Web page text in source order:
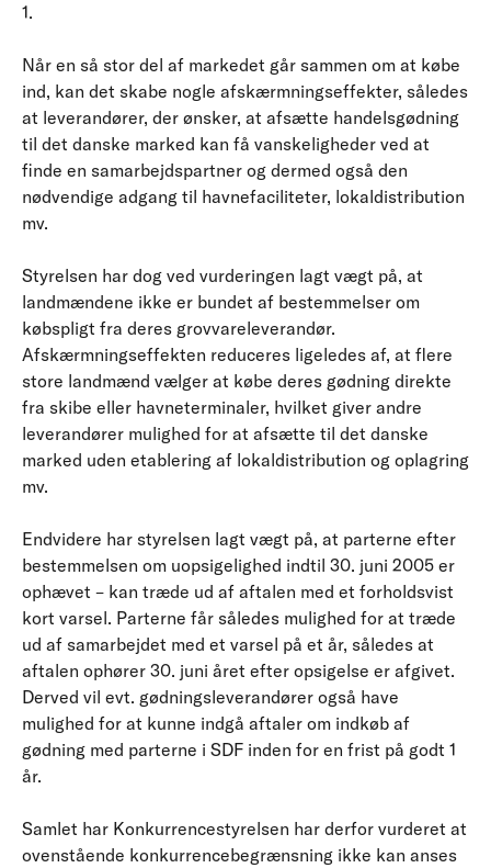
1.
Når en så stor del af markedet går sammen om at købe
ind, kan det skabe nogle afskærmningseffekter, således
at leverandører, der ønsker, at afsætte handelsgødning
til det danske marked kan få vanskeligheder ved at
finde en samarbejdspartner og dermed også den
nødvendige adgang til havnefaciliteter, lokaldistribution
mv.
Styrelsen har dog ved vurderingen lagt vægt på, at
landmændene ikke er bundet af bestemmelser om
købspligt fra deres grovvareleverandør.
Afskærmningseffekten reduceres ligeledes af, at flere
store landmænd vælger at købe deres gødning direkte
fra skibe eller havneterminaler, hvilket giver andre
leverandører mulighed for at afsætte til det danske
marked uden etablering af lokaldistribution og oplagring
mv.
Endvidere har styrelsen lagt vægt på, at parterne efter
bestemmelsen om uopsigelighed indtil 30. juni 2005 er
ophævet – kan træde ud af aftalen med et forholdsvist
kort varsel. Parterne får således mulighed for at træde
ud af samarbejdet med et varsel på et år, således at
aftalen ophører 30. juni året efter opsigelse er afgivet.
Derved vil evt. gødningsleverandører også have
mulighed for at kunne indgå aftaler om indkøb af
gødning med parterne i SDF inden for en frist på godt 1
år.
Samlet har Konkurrencestyrelsen har derfor vurderet at
ovenstående konkurrencebegrænsning ikke kan anses